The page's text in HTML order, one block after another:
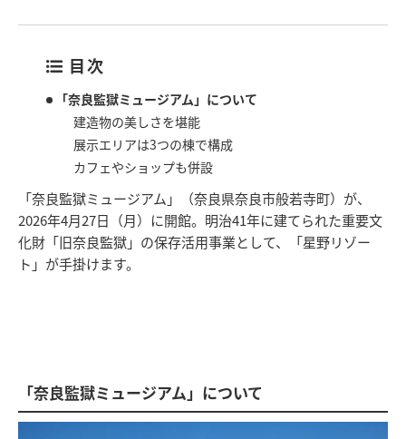
目次
「奈良監獄ミュージアム」について
建造物の美しさを堪能
展示エリアは3つの棟で構成
カフェやショップも併設
「奈良監獄ミュージアム」（奈良県奈良市般若寺町）が、
2026年4月27日（月）に開館。明治41年に建てられた重要文
化財「旧奈良監獄」の保存活用事業として、「星野リゾー
ト」が手掛けます。
「奈良監獄ミュージアム」について